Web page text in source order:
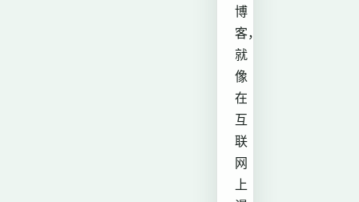
博
客，
就
像
在
互
联
网
上